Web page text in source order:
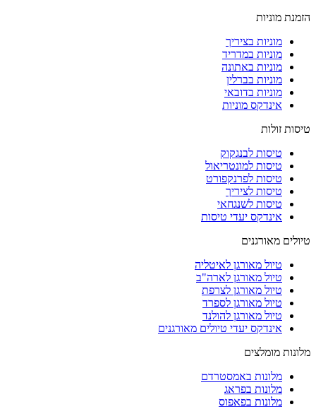
הזמנת מוניות
מוניות בציריך
מוניות במדריד
מוניות באתונה
מוניות בברלין
מוניות בדובאי
אינדקס מוניות
טיסות זולות
טיסות לבנגקוק
טיסות למונטריאול
טיסות לפרנקפורט
טיסות לציריך
טיסות לשנגחאי
אינדקס יעדי טיסות
טיולים מאורגנים
טיול מאורגן לאיטליה
טיול מאורגן לארה"ב
טיול מאורגן לצרפת
טיול מאורגן לספרד
טיול מאורגן להולנד
אינדקס יעדי טיולים מאורגנים
מלונות מומלצים
מלונות באמסטרדם
מלונות בפראג
מלונות בפאפוס